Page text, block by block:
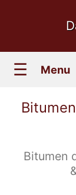
☰ Menu
Bitumen